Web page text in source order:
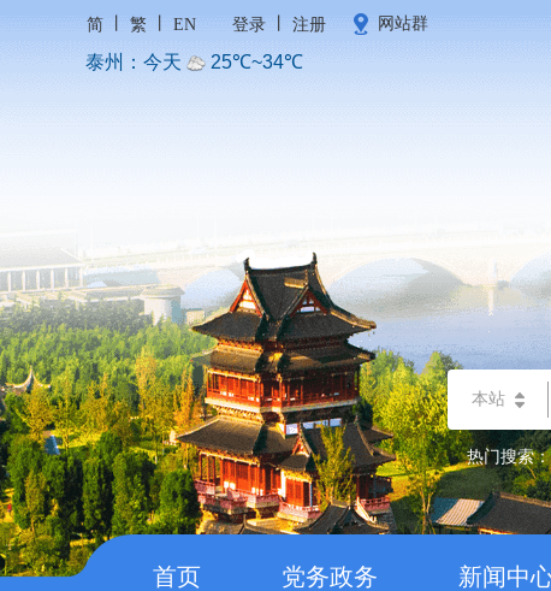
简 繁 EN 登录 注册 网站群
本站
热门搜索：
首页 党务政务 新闻中